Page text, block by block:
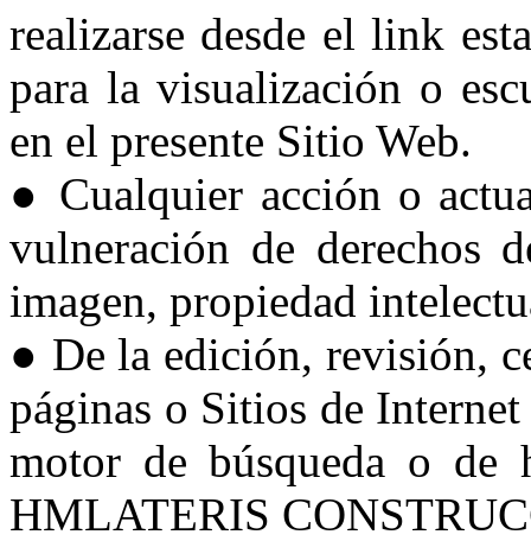
realizarse desde el link
para la visualización o
en el presente Sitio Web.
● Cualquier acción o
vulneración de derechos
imagen, propiedad
● De la edición, revisión,
páginas o Sitios de
motor de búsqueda o
HMLATERIS